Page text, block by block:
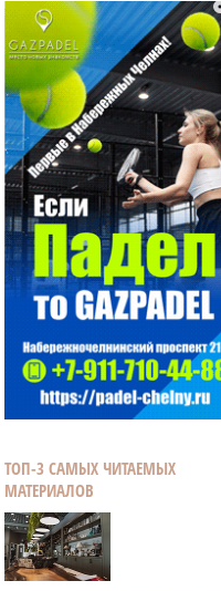
ТОП-3 САМЫХ ЧИТАЕМЫХ
МАТЕРИАЛОВ